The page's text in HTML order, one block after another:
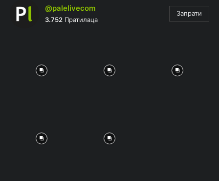
@palelivecom
3.752 Пратилаца
Запрати